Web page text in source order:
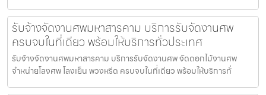
รับจ้างจัดงานศพมหาสารคาม บริการรับจัดงานศพ
ครบจบในที่เดียว พร้อมให้บริการทั่วประเทศ
รับจ้างจัดงานศพมหาสารคาม บริการรับจัดงานศพ จัดดอกไม้งานศพ
จำหน่ายโลงศพ โลงเย็น พวงหรีด ครบจบในที่เดียว พร้อมให้บริการทั่